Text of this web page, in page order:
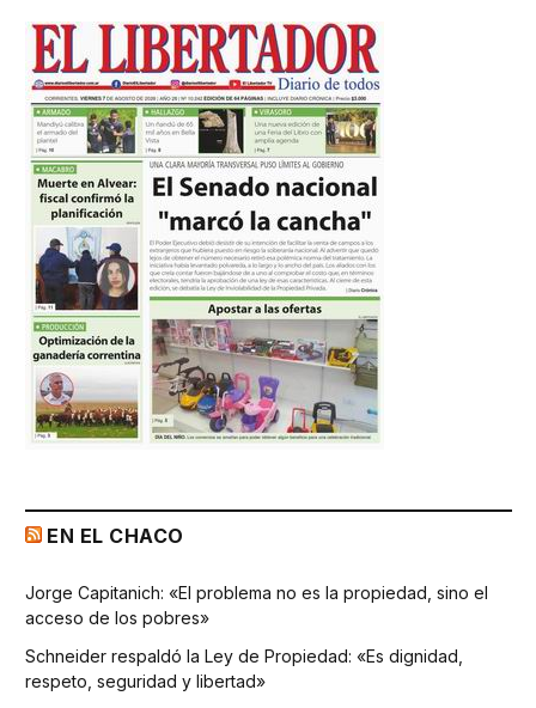
EN EL CHACO
Jorge Capitanich: «El problema no es la propiedad, sino el
acceso de los pobres»
Schneider respaldó la Ley de Propiedad: «Es dignidad,
respeto, seguridad y libertad»